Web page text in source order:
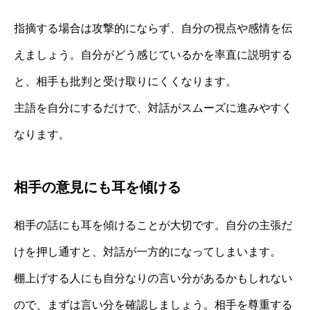
指摘する場合は攻撃的にならず、自分の視点や感情を伝
えましょう。自分がどう感じているかを率直に説明する
と、相手も批判と受け取りにくくなります。
主語を自分にするだけで、対話がスムーズに進みやすく
なります。
相手の意見にも耳を傾ける
相手の話にも耳を傾けることが大切です。自分の主張だ
けを押し通すと、対話が一方的になってしまいます。
棚上げする人にも自分なりの言い分があるかもしれない
ので、まずは言い分を確認しましょう。相手を尊重する